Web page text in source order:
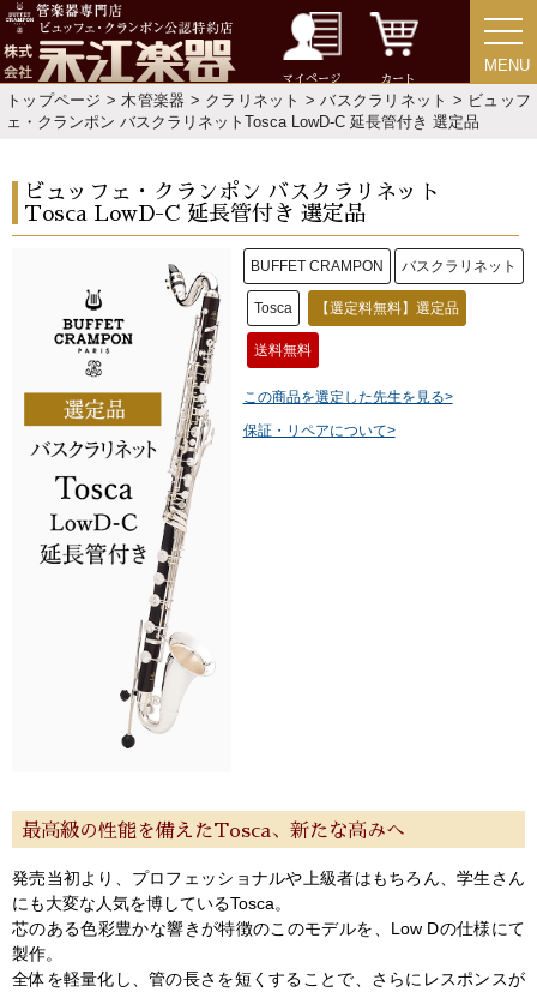
マイページ カート
MENU
MENU
トップページ >木管楽器 > クラリネット >バスクラリネット > ビュッフ
ェ・クランポン バスクラリネットTosca LowD-C 延長管付き 選定品
ビュッフェ・クランポン バスクラリネット
Tosca LowD-C 延長管付き 選定品
BUFFET CRAMPON バスクラリネット
Tosca 【選定料無料】選定品
送料無料
この商品を選定した先生を見る>
保証・リペアについて>
最高級の性能を備えたTosca、新たな高みへ
発売当初より、プロフェッショナルや上級者はもちろん、学生さん
にも大変な人気を博しているTosca。
芯のある色彩豊かな響きが特徴のこのモデルを、Low Dの仕様にて
製作。
全体を軽量化し、管の長さを短くすることで、さらにレスポンスが